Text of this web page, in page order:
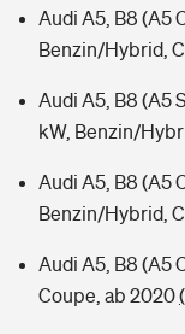
Audi A5, B8 (A5
Benzin/Hybrid,
Audi A5, B8 (A5
kW, Benzin/
Audi A5, B8 (A5
Benzin/Hybrid,
Audi A5, B8 (A5
Coupe, ab 2020